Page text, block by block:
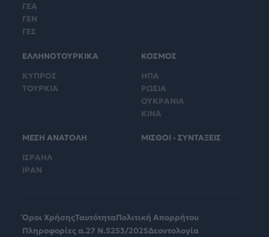
ΓΕΑ
ΓΕΝ
ΓΕΣ
ΕΛΛΗΝΟΤΟΥΡΚΙΚΑ
ΚΥΠΡΟΣ
ΤΟΥΡΚΙΑ
ΚΟΣΜΟΣ
ΗΠΑ
ΡΩΣΙΑ
ΟΥΚΡΑΝΙΑ
ΚΙΝΑ
ΜΕΣΗ ΑΝΑΤΟΛΗ
ΙΣΡΑΗΛ
ΙΡΑΝ
ΜΙΣΘΟΙ - ΣΥΝΤΑΞΕΙΣ
Όροι ΧρήσηςΤαυτότηταΠολιτική Απορρήτου
Πληροφορίες α.27 Ν.5253/2025Δεοντολογία